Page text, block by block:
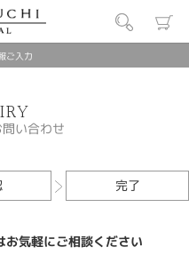
ご入力
い合わせ
完了
お気軽にご相談ください